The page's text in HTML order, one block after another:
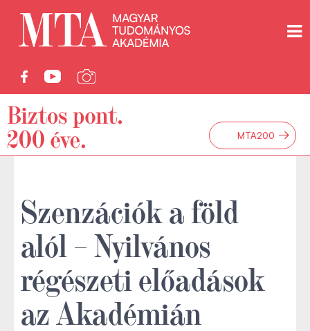
MTA200 →
Szenzációk a föld
alól – Nyilvános
régészeti előadások
az Akadémián